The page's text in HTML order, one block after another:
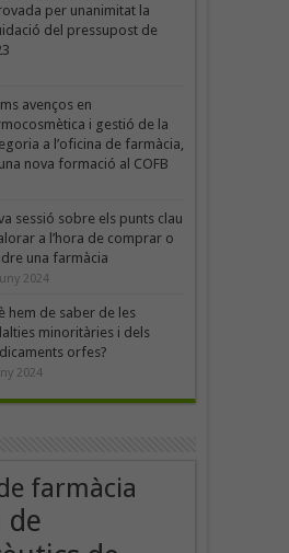
per unanimitat la
del pressupost de
avenços en
i gestió de la
a l’oficina de farmàcia,
nova formació al COFB
sessió sobre els punts clau
a l’hora de comprar o
una farmàcia
2024
hem de saber de les
minoritàries i dels
orfes?
2024
farmàcia
de